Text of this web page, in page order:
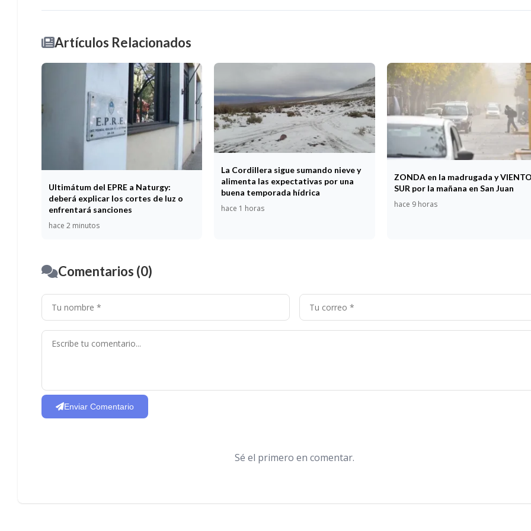
Artículos Relacionados
Ultimátum del EPRE a Naturgy:
deberá explicar los cortes de luz o
enfrentará sanciones
hace 2 minutos
La Cordillera sigue sumando nieve y
alimenta las expectativas por una
buena temporada hídrica
hace 1 horas
ZONDA en la madrugada y
SUR por la mañana en San Juan
hace 9 horas
Comentarios (0)
Enviar Comentario
Sé el primero en comentar.